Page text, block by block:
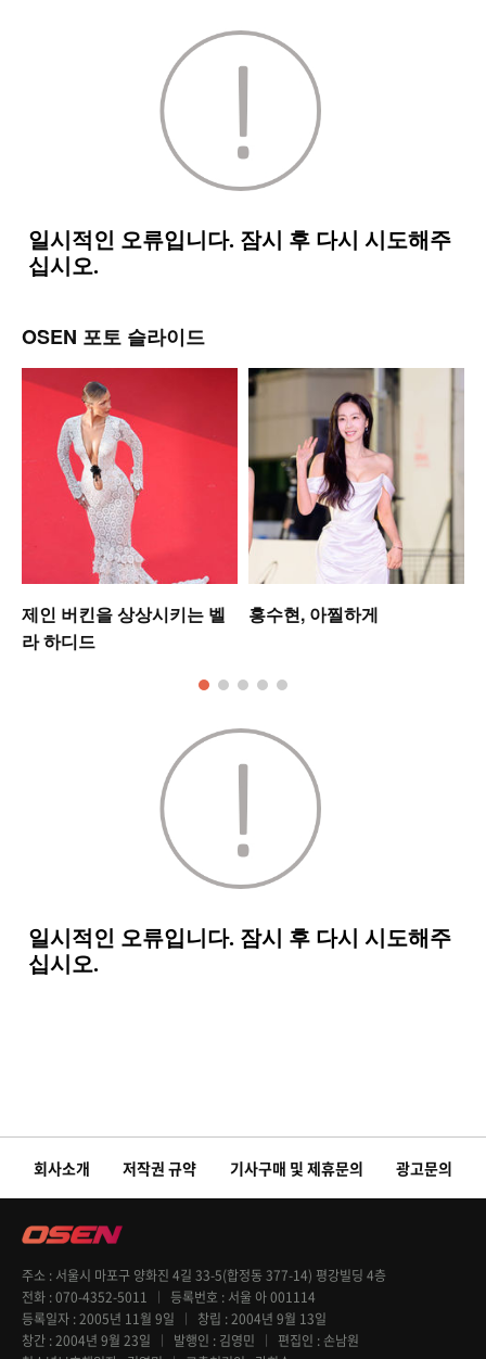
OSEN 포토 슬라이드
제인 버킨을 상상시키는 벨
라 하디드
홍수현, 아찔하게
회사소개 저작권 규약 기사구매 및 제휴문의 광고문의
주소
서울시 마포구 양화진 4길 33-5(합정동 377-14) 평강빌딩 4층
전화 070-4352-5011 등록번호
서울 아 001114
등록일자 2005년 11월 9일 창립 2004년 9월 13일
창간 2004년 9월 23일 발행인 김영민 편집인
손남원